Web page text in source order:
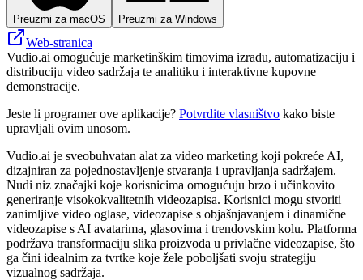
Preuzmi za macOS Preuzmi za Windows
Web-stranica
Vudio.ai omogućuje marketinškim timovima izradu, automatizaciju i
distribuciju video sadržaja te analitiku i interaktivne kupovne
demonstracije.
Jeste li programer ove aplikacije? Potvrdite vlasništvo kako biste
upravljali ovim unosom.
Vudio.ai je sveobuhvatan alat za video marketing koji pokreće AI,
dizajniran za pojednostavljenje stvaranja i upravljanja sadržajem.
Nudi niz značajki koje korisnicima omogućuju brzo i učinkovito
generiranje visokokvalitetnih videozapisa. Korisnici mogu stvoriti
zanimljive video oglase, videozapise s objašnjavanjem i dinamične
videozapise s AI avatarima, glasovima i trendovskim kolu. Platforma
podržava transformaciju slika proizvoda u privlačne videozapise, što
ga čini idealnim za tvrtke koje žele poboljšati svoju strategiju
vizualnog sadržaja.